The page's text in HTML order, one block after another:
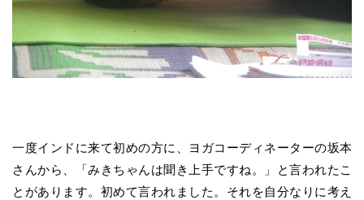
一度インドに来て初めの方に、ヨガコーディネーターの坂本
さんから、「みきちゃんは聞き上手ですね。」と言われたこ
とがあります。初めて言われました。それを自分なりに考え